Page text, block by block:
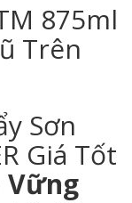
875ml
Trên
Sơn
Giá Tốt
Vững